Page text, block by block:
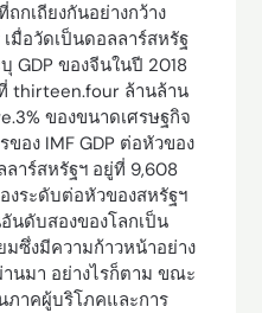
ถกเถียงกันอย่างกว้าง
มื่อวัดเป็นดอลลาร์สหรัฐ
GDP ของจีนในปี 2018
thirteen.four ล้านล้าน
ของขนาดเศรษฐกิจ
อง IMF GDP ต่อหัวของ
ลาร์สหรัฐฯ อยู่ที่ 9,608
งระดับต่อหัวของสหรัฐฯ
นดับสองของโลกเป็น
ซึ่งมีความก้าวหน้าอย่าง
นมา อย่างไรก็ตาม ขณะ
ภาคผู้บริโภคและการ